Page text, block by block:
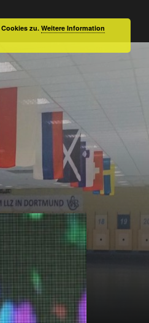
zu. Weitere Information